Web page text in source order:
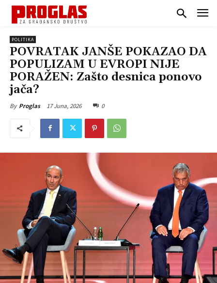
POLITIKA
POVRATAK JANŠE POKAZAO DA
POPULIZAM U EVROPI NIJE
PORAŽEN: Zašto desnica ponovo
jača?
By Proglas 17 Juna, 2026 0